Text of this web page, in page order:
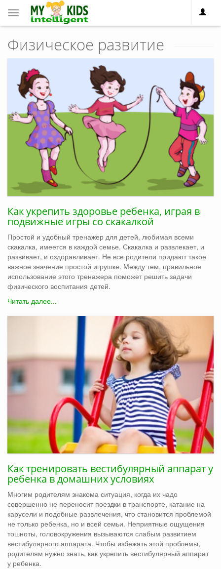
Toggle
navigation
Физическое развитие
Как укрепить здоровье ребенка, играя в
подвижные игры со скакалкой
Простой и удобный тренажер для детей, любимая всеми
скакалка, имеется в каждой семье. Скакалка и развлекает, и
развивает, и оздоравливает. Не все родители придают такое
важное значение простой игрушке. Между тем, правильное
использование этого тренажера поможет решить задачи
физического воспитания детей.
Читать далее...
Как тренировать вестибулярный аппарат у
ребенка в домашних условиях
Многим родителям знакома ситуация, когда их чадо
совершенно не переносит поездки в транспорте, катание на
карусели и подобные развлечения, что становится проблемой
не только ребенка, но и всей семьи. Неприятные ощущения
тошноты, головокружения вызываются слабым развитием
вестибулярного аппарата. Чтобы избежать этой проблемы,
родителям нужно знать, как укрепить вестибулярный аппарат
у ребенка.